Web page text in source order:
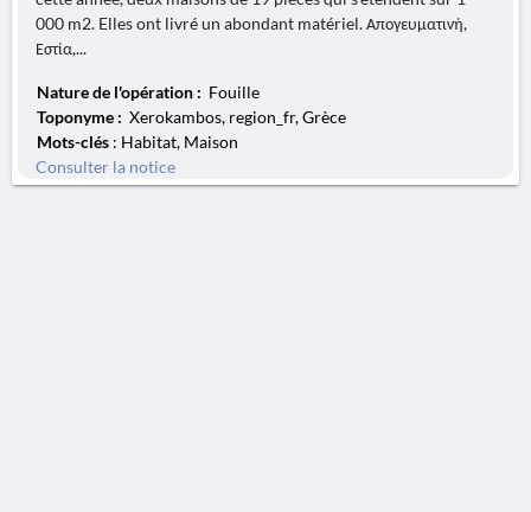
000 m2. Elles ont livré un abondant matériel. Απογευματινή,
Εστία,...
Nature de l'opération : Fouille
Toponyme : Xerokambos, region_fr, Grèce
Mots-clés : Habitat, Maison
Consulter la notice